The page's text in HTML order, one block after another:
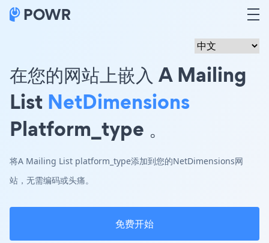
在您的网站上嵌入 A Mailing
List NetDimensions
Platform_type 。
将A Mailing List platform_type添加到您的NetDimensions网
站，无需编码或头痛。
免费开始